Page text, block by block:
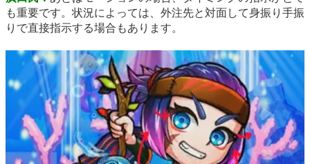
も重要です。状況によっては、外注先と対面して身振り手振
りで直接指示する場合もあります。